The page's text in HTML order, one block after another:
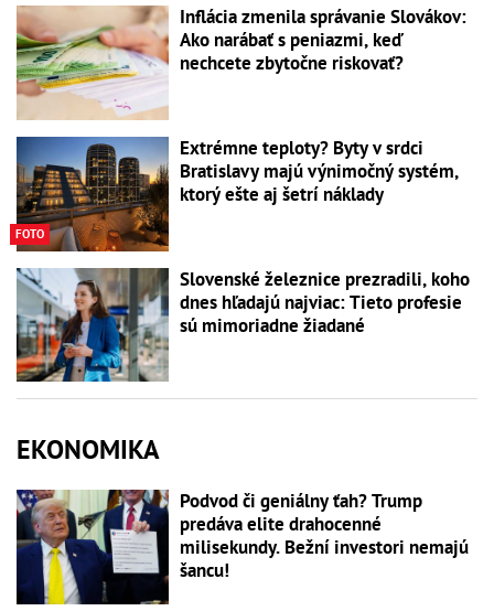
Inflácia zmenila správanie Slovákov:
Ako narábať s peniazmi, keď
nechcete zbytočne riskovať?
FOTO
Extrémne teploty? Byty v srdci
Bratislavy majú výnimočný systém,
ktorý ešte aj šetrí náklady
Slovenské železnice prezradili, koho
dnes hľadajú najviac: Tieto profesie
sú mimoriadne žiadané
EKONOMIKA
Podvod či geniálny ťah? Trump
predáva elite drahocenné
milisekundy. Bežní investori nemajú
šancu!